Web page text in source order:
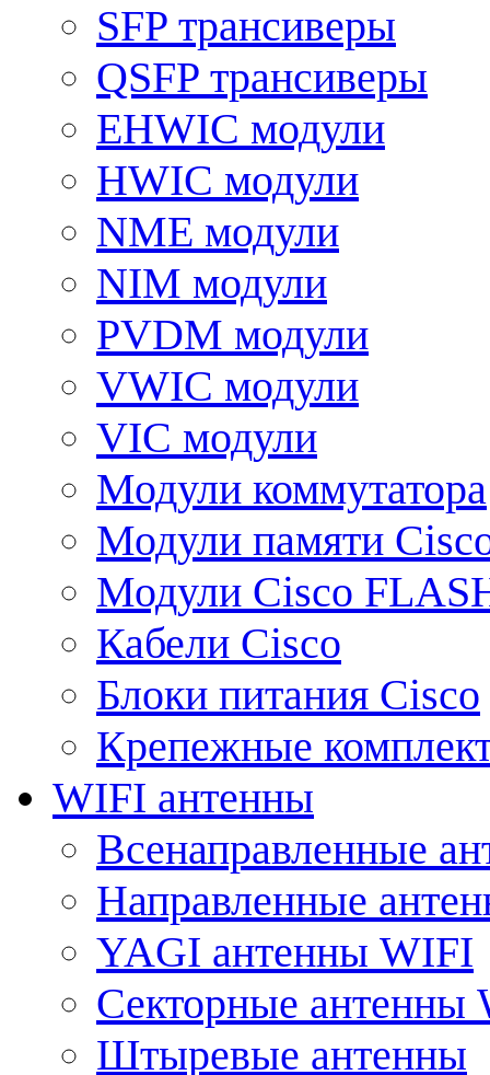
SFP трансиверы
QSFP трансиверы
EHWIC модули
HWIC модули
NME модули
NIM модули
PVDM модули
VWIC модули
VIC модули
Модули коммутатора
Модули памяти
Модули Cisco
Кабели Cisco
Блоки питания Cisco
Крепежные
WIFI антенны
Всенаправленные
Направленные
YAGI антенны WIFI
Секторные антенны
Штыревые антенны